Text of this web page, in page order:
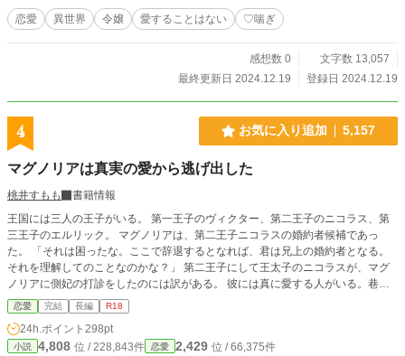
恋愛 異世界 令嬢 愛することはない ♡喘ぎ
感想数 0
文字数 13,057
最終更新日 2024.12.19
登録日 2024.12.19
4 お気に入り追加 5,157
マグノリアは真実の愛から逃げ出した
桃井すもも
書籍情報
王国には三人の王子がいる。 第一王子のヴィクター、第二王子のニコラス、第
三王子のエルリック。 マグノリアは、第二王子ニコラスの婚約者候補であっ
た。 「それは困ったな。ここで辞退するとなれば、君は兄上の婚約者となる。
それを理解してのことなのかな？」 第二王子にして王太子のニコラスが、マグ
ノリアに側妃の打診をしたのには訳がある。 彼には真に愛する人がいる。巷で
言うところの『真実の愛』であった。 マグノリアは、ニコラスからの側妃の打
診を断った。 「真実の愛」から全力で逃げ出す事にした。 ❇後半マイルドR18
となります。ご不安な方は、気配を感じられましたら即バック&飛ばしてお読み
下さい。 ❇例の如く、鬼の誤字脱字を修復すべく公開後にこっそりしれっと激
恋愛 完結 長編 R18
24h.ポイント 298pt
小説 4,808 位 / 228,843件 恋愛 2,429 位 / 66,375件